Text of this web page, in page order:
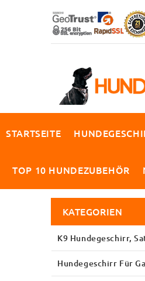
STARTSEITE
TOP 10 HUNDEZUBEHÖR
KATEGORIEN
K9 Hundegeschirr,
Hundegeschirr Für